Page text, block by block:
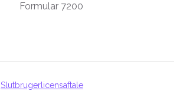
Formular 7200
Slutbrugerlicensaftale